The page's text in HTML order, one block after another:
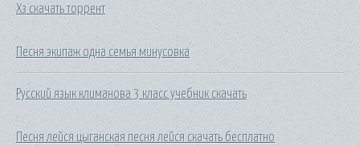
Хз скачать торрент
Песня экипаж одна семья минусовка
Русский язык климанова 3 класс учебник скачать
Песня лейся цыганская песня лейся скачать бесплатно